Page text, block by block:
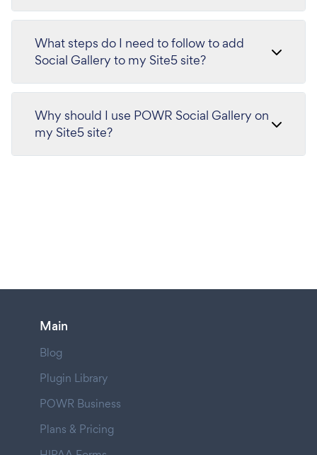
What steps do I need to follow to add
Social Gallery to my Site5 site?
Why should I use POWR Social Gallery on
my Site5 site?
Main
Blog
Plugin Library
POWR Business
Plans & Pricing